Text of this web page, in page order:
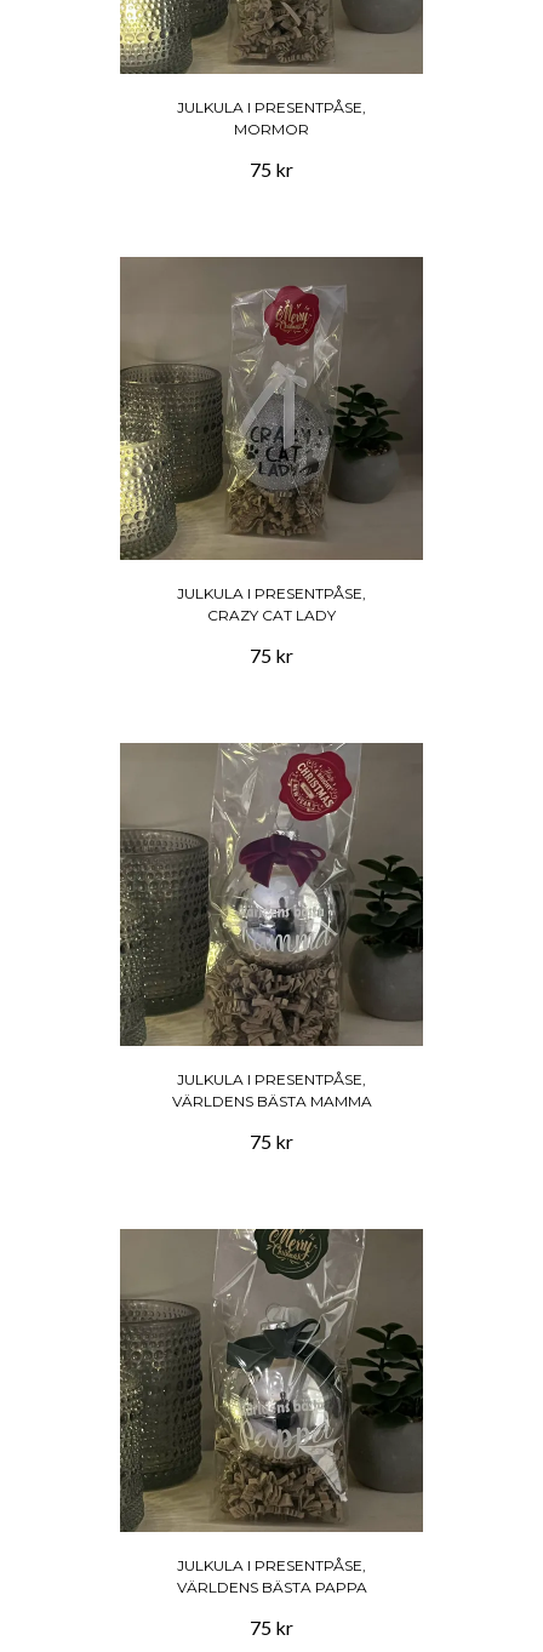
JULKULA I PRESENTPÅSE,
MORMOR
75 kr
JULKULA I PRESENTPÅSE,
CRAZY CAT LADY
75 kr
JULKULA I PRESENTPÅSE,
VÄRLDENS BÄSTA MAMMA
75 kr
JULKULA I PRESENTPÅSE,
VÄRLDENS BÄSTA PAPPA
75 kr